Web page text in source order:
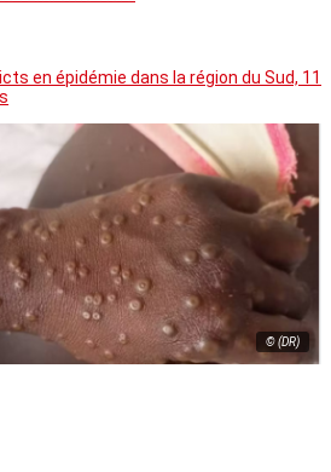
en épidémie dans la région du Sud, 11
© (DR)